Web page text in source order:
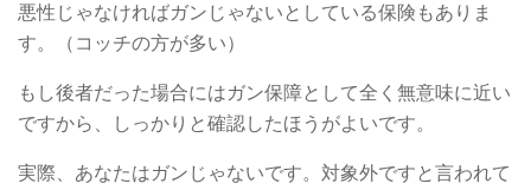
悪性じゃなければガンじゃないとしている保険もありま
す。（コッチの方が多い）
もし後者だった場合にはガン保障として全く無意味に近い
ですから、しっかりと確認したほうがよいです。
実際、あなたはガンじゃないです。対象外ですと言われて